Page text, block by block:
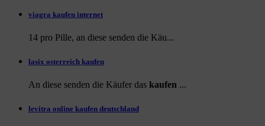
viagra kaufen internet
14 pro Pille, an diese senden die Käu...
lasix osterreich kaufen
An diese senden die Käufer das kaufen ...
levitra online kaufen deutschland